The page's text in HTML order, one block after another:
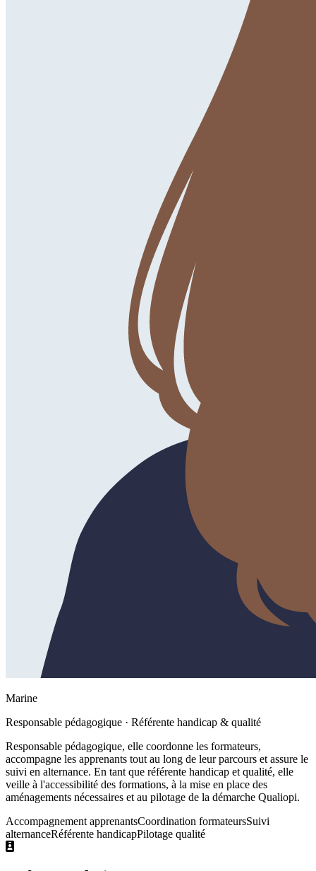
Marine
Responsable pédagogique · Référente handicap & qualité
Responsable pédagogique, elle coordonne les formateurs,
accompagne les apprenants tout au long de leur parcours et assure le
suivi en alternance. En tant que référente handicap et qualité, elle
veille à l'accessibilité des formations, à la mise en place des
aménagements nécessaires et au pilotage de la démarche Qualiopi.
Accompagnement apprenantsCoordination formateursSuivi
alternanceRéférente handicapPilotage qualité